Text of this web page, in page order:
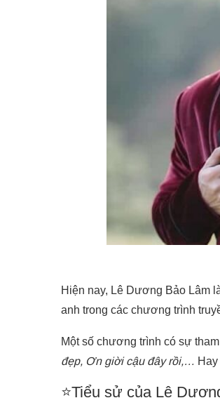
Hiện nay, Lê Dương Bảo Lâm
anh trong các chương trình
Một số chương trình có sự
đẹp, Ơn giời cậu đây rồi,…
⭐Tiểu sử của Lê